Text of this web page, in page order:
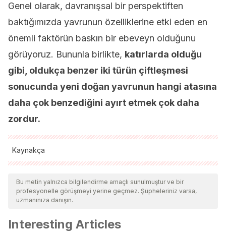
Genel olarak, davranışsal bir perspektiften
baktığımızda yavrunun özelliklerine etki eden en
önemli faktörün baskın bir ebeveyn olduğunu
görüyoruz. Bununla birlikte, katırlarda olduğu
gibi, oldukça benzer iki türün çiftleşmesi
sonucunda yeni doğan yavrunun hangi atasına
daha çok benzediğini ayırt etmek çok daha
zordur.
Kaynakça
Tüm alıntı yapılan kaynaklar, kalitelerini, güvenilirliklerini,
güncelliklerini ve geçerliliklerini sağlamak için ekibimiz
tarafından derinlemesine incelendi. Bu makalenin bibliyografisi
kabul edildi.
Bu metin yalnızca bilgilendirme amaçlı sunulmuştur ve bir
profesyonelle görüşmeyi yerine geçmez. Şüpheleriniz varsa,
uzmanınıza danışın.
Interesting Articles